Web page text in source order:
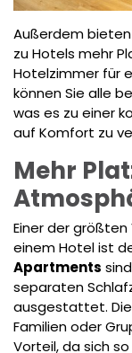
Außerdem bieten
zu Hotels mehr
Hotelzimmer für
können Sie alle
was es zu einer
auf Komfort zu
Mehr
Einer der
einem Hotel ist
Apartments
separaten
ausgestattet.
Familien oder
Vorteil, da sich